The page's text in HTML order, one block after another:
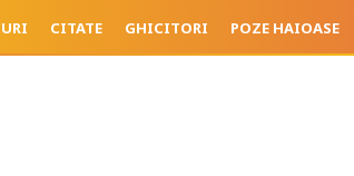
CITATE GHICITORI POZE HAIOASE